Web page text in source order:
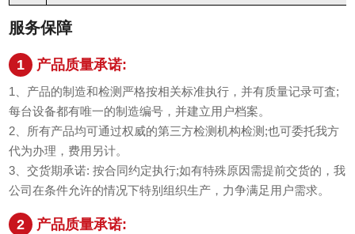
服务保障
1 产品质量承诺:
1、产品的制造和检测严格按相关标准执行，并有质量记录可査;
每台设备都有唯一的制造编号，并建立用户档案。
2、所有产品均可通过权威的第三方检测机构检测;也可委托我方
代为办理，费用另计。
3、交货期承诺: 按合同约定执行;如有特殊原因需提前交货的，我
公司在条件允许的情况下特别组织生产，力争满足用户需求。
2 产品质量承诺: